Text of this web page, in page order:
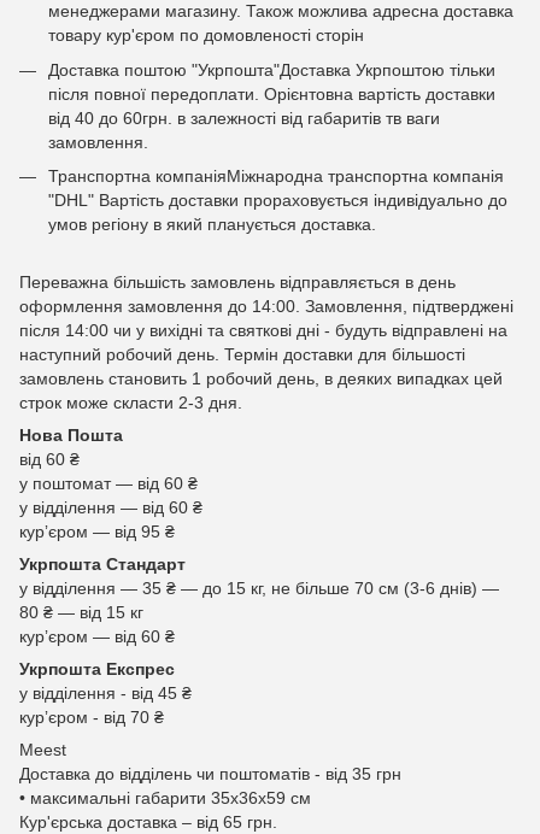
менеджерами магазину. Також можлива адресна доставка
товару кур'єром по домовленості сторін
Доставка поштою "Укрпошта"Доставка Укрпоштою тільки
після повної передоплати. Орієнтовна вартість доставки
від 40 до 60грн. в залежності від габаритів тв ваги
замовлення.
Транспортна компаніяМіжнародна транспортна компанія
"DHL" Вартість доставки прораховується індивідуально до
умов регіону в який планується доставка.
Переважна більшість замовлень відправляється в день
оформлення замовлення до 14:00. Замовлення, підтверджені
після 14:00 чи у вихідні та святкові дні - будуть відправлені на
наступний робочий день. Термін доставки для більшості
замовлень становить 1 робочий день, в деяких випадках цей
строк може скласти 2-3 дня.
Нова Пошта
від 60 ₴
у поштомат — від 60 ₴
у відділення — від 60 ₴
курʼєром — від 95 ₴
Укрпошта Стандарт
у відділення — 35 ₴ — до 15 кг, не більше 70 см (3-6 днів) —
80 ₴ — від 15 кг
курʼєром — від 60 ₴
Укрпошта Експрес
у відділення - від 45 ₴
курʼєром - від 70 ₴
Meest
Доставка до відділень чи поштоматів - від 35 грн
• максимальні габарити 35x36x59 см
Кур'єрська доставка – від 65 грн.